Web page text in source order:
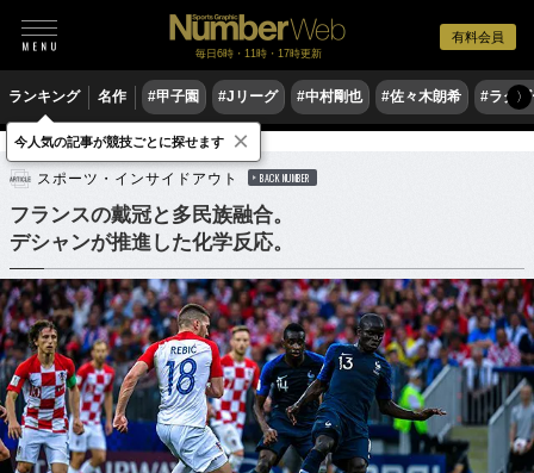
有料会員
毎日6時・11時・17時更新
ランキング 名作 #甲子園 #Jリーグ #中村剛也 #佐々木朗希 #ラグ〉
サッカー 海外サッカー
スポーツ・インサイドアウト BACK NUMBER
フランスの戴冠と多民族融合。
デシャンが推進した化学反応。
今人気の記事が競技ごとに探せます ×